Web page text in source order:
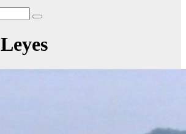
Leyes